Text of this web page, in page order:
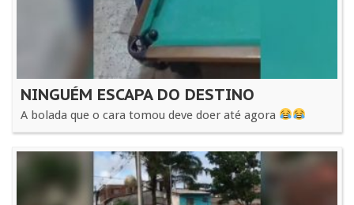
NINGUÉM ESCAPA DO DESTINO
A bolada que o cara tomou deve doer até agora